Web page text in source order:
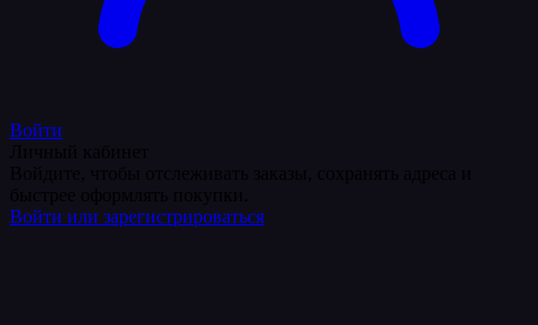
Войти
Войти или зарегистрироваться